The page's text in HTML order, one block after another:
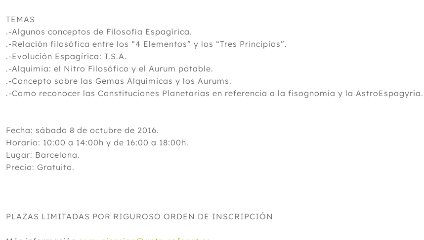
TEMAS
.-Algunos conceptos de Filosofía Espagírica.
.-Relación filosófica entre los “4 Elementos” y los “Tres Principios”.
.-Evolución Espagírica: T.S.A.
.-Alquimia: el Nitro Filosófico y el Aurum potable.
.-Concepto sobre las Gemas Alquímicas y los Aurums.
.-Como reconocer las Constituciones Planetarias en referencia a la fisognomía y la AstroEspagyria.
Fecha: sábado 8 de octubre de 2016.
Horario: 10:00 a 14:00h y de 16:00 a 18:00h.
Lugar: Barcelona.
Precio: Gratuito.
PLAZAS LIMITADAS POR RIGUROSO ORDEN DE INSCRIPCIÓN